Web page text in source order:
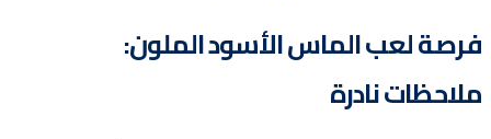
فرصة لعب الماس الأسود الملون:
ملاحظات نادرة